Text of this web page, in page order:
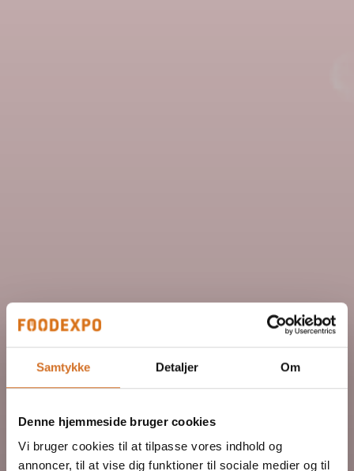
Samtykke Detaljer Om
Denne hjemmeside bruger cookies
Vi bruger cookies til at tilpasse vores indhold og
annoncer, til at vise dig funktioner til sociale medier og til